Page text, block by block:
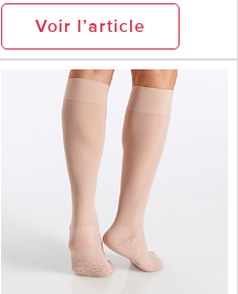
Voir l’article